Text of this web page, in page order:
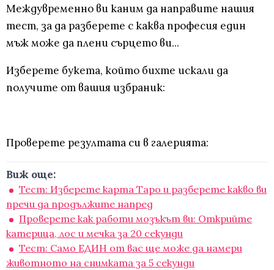
Междувременно ви каним да направите нашия
тест, за да разберете с каква професия един
мъж може да плени сърцето ви...
Изберете букета, който бихте искали да
получите от вашия избраник:
Проверете резултата си в галерията:
Виж още:
Тест: Изберете карта Таро и разберете какво ви
пречи да продължите напред
Проверете как работи мозъкът ви: Открийте
катерица, лос и мечка за 20 секунди
Тест: Само ЕДИН от вас ще може да намери
животното на снимката за 5 секунди